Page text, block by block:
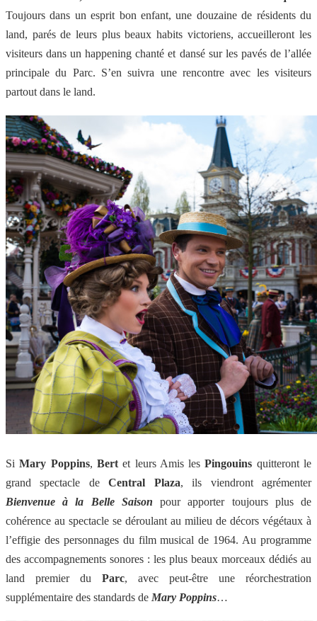
Toujours dans un esprit bon enfant, une douzaine de résidents du
land, parés de leurs plus beaux habits victoriens, accueilleront les
visiteurs dans un happening chanté et dansé sur les pavés de l’allée
principale du Parc. S’en suivra une rencontre avec les visiteurs
partout dans le land.
SiMary Poppins, Bertet leurs Amis lesPingouins quitteront le
grand spectacle deCentral Plaza, ils viendront agrémenter
Bienvenue à la Belle Saison pour apporter toujours plus de
cohérence au spectacle se déroulant au milieu de décors végétaux à
l’effigie des personnages du film musical de 1964. Au programme
des accompagnements sonores : les plus beaux morceaux dédiés au
land premier du Parc, avec peut-être une réorchestration
supplémentaire des standards de Mary Poppins…